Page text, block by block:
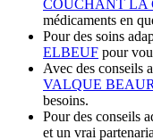
COUCHANT LA
médicaments en
Pour des soins
ELBEUF pour
Avec des conseils
VALQUE
besoins.
Pour des conseils
et un vrai